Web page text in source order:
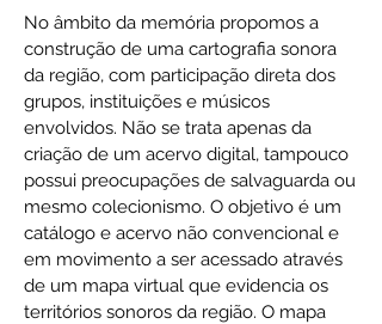
No âmbito da memória propomos a
construção de uma cartografia sonora
da região, com participação direta dos
grupos, instituições e músicos
envolvidos. Não se trata apenas da
criação de um acervo digital, tampouco
possui preocupações de salvaguarda ou
mesmo colecionismo. O objetivo é um
catálogo e acervo não convencional e
em movimento a ser acessado através
de um mapa virtual que evidencia os
territórios sonoros da região. O mapa